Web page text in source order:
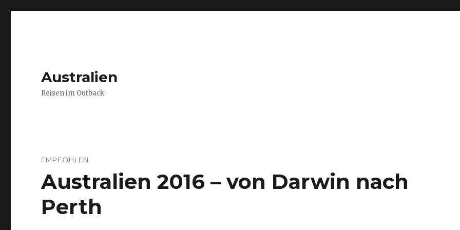
Australien
Reisen im Outback
EMPFOHLEN
Australien 2016 – von Darwin nach
Perth